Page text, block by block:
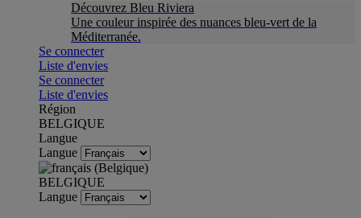
Découvrez Bleu Riviera
Une couleur inspirée des nuances bleu-vert de la
Méditerranée.
Se connecter
Liste d'envies
Se connecter
Liste d'envies
Région
BELGIQUE
Langue
Langue
BELGIQUE
Langue